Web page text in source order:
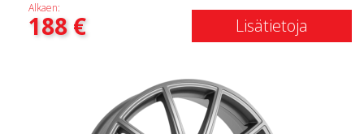
Alkaen:
188€ Lisätietoja